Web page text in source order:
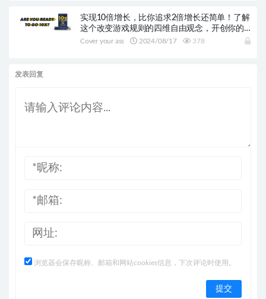
实现10倍增长，比你追求2倍增长还简单！了解
这个改变游戏规则的四维自由观念，开创你的
无限可能！
Cover your ass 2024/08/17 378
发表回复
浏览器会保存昵称、邮箱和网站cookies信息，下次评论时使用。